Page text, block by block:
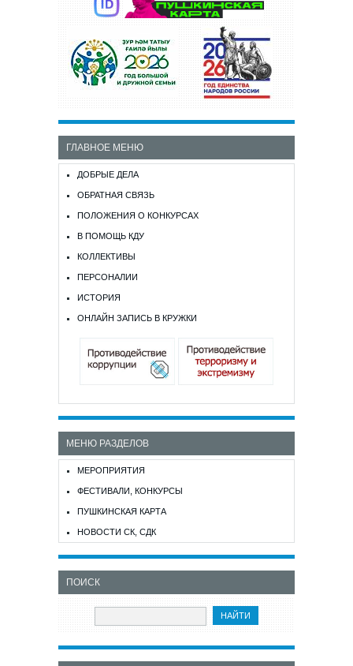
ГЛАВНОЕ МЕНЮ
ДОБРЫЕ ДЕЛА
ОБРАТНАЯ СВЯЗЬ
ПОЛОЖЕНИЯ О КОНКУРСАХ
В ПОМОЩЬ КДУ
КОЛЛЕКТИВЫ
ПЕРСОНАЛИИ
ИСТОРИЯ
ОНЛАЙН ЗАПИСЬ В КРУЖКИ
МЕНЮ РАЗДЕЛОВ
МЕРОПРИЯТИЯ
ФЕСТИВАЛИ, КОНКУРСЫ
ПУШКИНСКАЯ КАРТА
НОВОСТИ СК, СДК
ПОИСК